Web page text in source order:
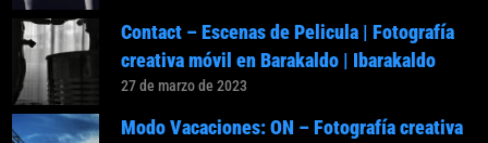
Contact – Escenas de Pelicula | Fotografía
creativa móvil en Barakaldo | Ibarakaldo
27 de marzo de 2023
Modo Vacaciones: ON – Fotografía creativa